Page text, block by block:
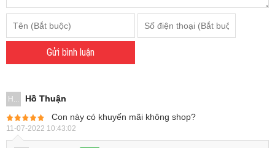
Gửi bình luận
H...
Hồ Thuận
Con này có khuyến mãi không shop?
11-07-2022 10:43:02